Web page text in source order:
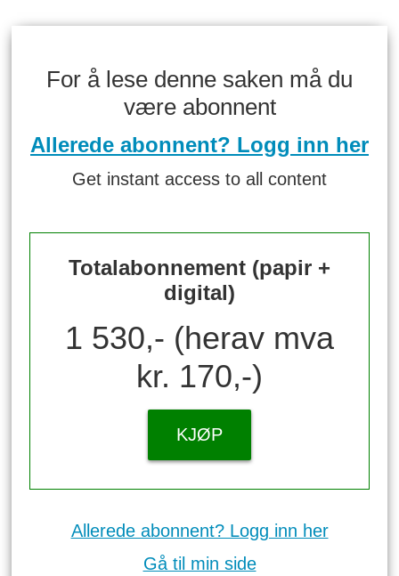
For å lese denne saken må du
være abonnent
Allerede abonnent? Logg inn her
Get instant access to all content
Totalabonnement (papir +
digital)
1 530,- (herav mva
kr. 170,-)
KJØP
Allerede abonnent? Logg inn her
Gå til min side